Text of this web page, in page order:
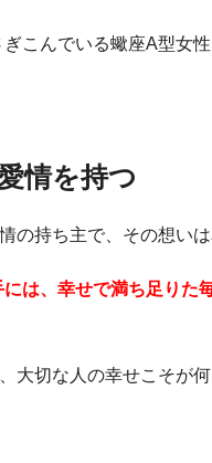
こんでいる蠍座A型女
情を持つ
の持ち主で、その想い
は、幸せで満ち足りた
大切な人の幸せこそが何